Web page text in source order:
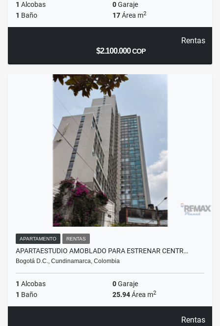
1 Alcobas 0Garaje
1 Baño 17Área m2
Rentas
$2.100.000COP
APARTAMENTO RENTAS
APARTAESTUDIO AMOBLADO PARA ESTRENAR CENTR…
Bogotá D.C., Cundinamarca, Colombia
1 Alcobas 0Garaje
1 Baño 25.94Área m2
Rentas